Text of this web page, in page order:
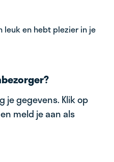
en hebt plezier in je
je gegevens. Klik op
meld je aan als